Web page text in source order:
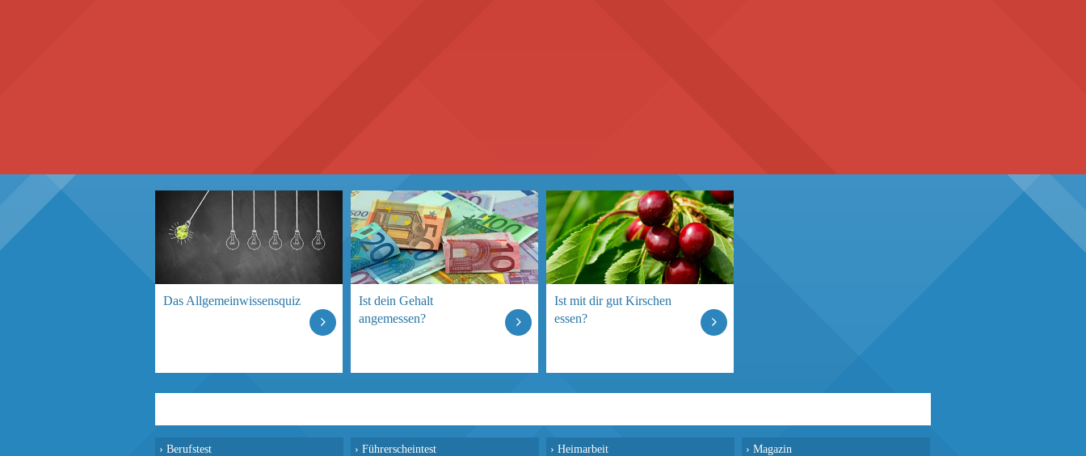
Das Allgemeinwissensquiz
Ist dein Gehalt
angemessen?
Ist mit dir gut Kirschen
essen?
› Berufstest › Führerscheintest › Heimarbeit › Magazin